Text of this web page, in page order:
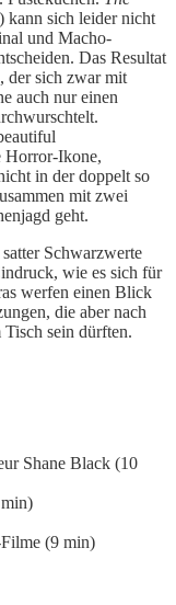
kann sich leider nicht
und Macho-
Das Resultat
der sich zwar mit
auch nur einen
Horror-Ikone,
in der doppelt so
mit zwei
geht.
Schwarzwerte
wie es sich für
werfen einen Blick
die aber nach
sein dürften.
Shane Black (10
(9 min)